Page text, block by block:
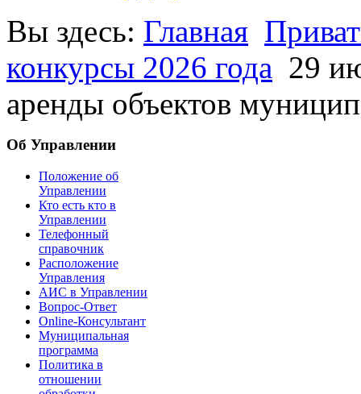
Вы здесь: Главная
конкурсы 2026 года 29
аренды объектов
Об Управлении
Положение об
Управлении
Кто есть кто в
Управлении
Телефонный
справочник
Расположение
Управления
АИС в Управлении
Вопрос-Ответ
Online-Консультант
Муниципальная
программа
Политика в
отношении